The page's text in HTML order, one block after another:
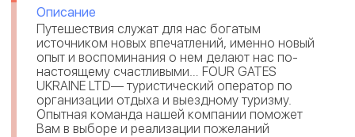
Описание
Путешествия служат для нас богатым
источником новых впечатлений, именно новый
опыт и воспоминания о нем делают нас по-
настоящему счастливыми… FOUR GATES
UKRAINE LTD— туристический оператор по
организации отдыха и выездному туризму.
Опытная команда нашей компании поможет
Вам в выборе и реализации пожеланий